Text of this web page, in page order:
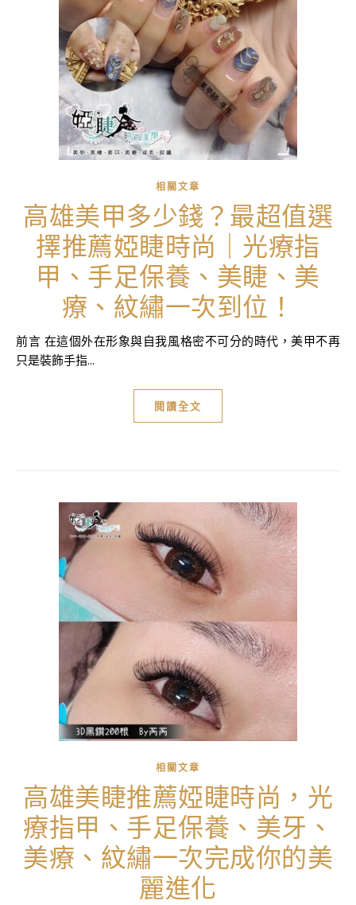
相關文章
高雄美甲多少錢？最超值選
擇推薦婭睫時尚｜光療指
甲、手足保養、美睫、美
療、紋繡一次到位！
前言 在這個外在形象與自我風格密不可分的時代，美甲不再
只是裝飾手指...
閱讀全文
相關文章
高雄美睫推薦婭睫時尚，光
療指甲、手足保養、美牙、
美療、紋繡一次完成你的美
麗進化